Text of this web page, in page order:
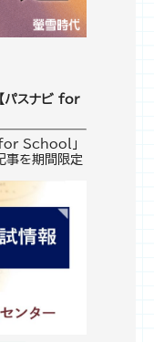
パスナビ for
for School」
事を期間限定